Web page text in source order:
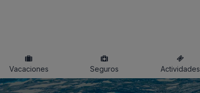
Vacaciones Seguros Actividades